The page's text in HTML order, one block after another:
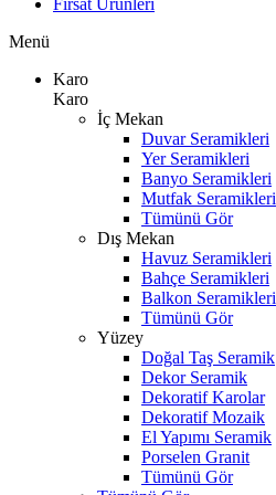
Fırsat Ürünleri
Menü
Karo
Karo
İç Mekan
Duvar Seramikleri
Yer Seramikleri
Banyo Seramikleri
Mutfak Seramikleri
Tümünü Gör
Dış Mekan
Havuz Seramikleri
Bahçe Seramikleri
Balkon Seramikleri
Tümünü Gör
Yüzey
Doğal Taş Seramik
Dekor Seramik
Dekoratif Karolar
Dekoratif Mozaik
El Yapımı Seramik
Porselen Granit
Tümünü Gör